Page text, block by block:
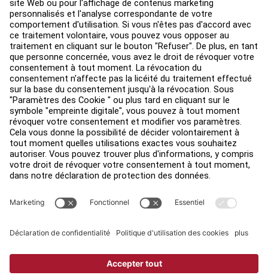
Environ
Trouver un distributeur
Find a Store
Légal
Accessibilité
Sign in to Facility Connect
Terms and Conditions
Copyright © 2026 Life Fitness